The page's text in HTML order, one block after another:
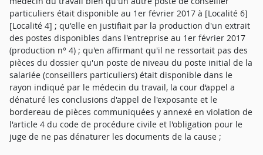
particuliers était disponible au 1er février 2017 à [Localité 6]
[Localité 4] ; qu'elle en justifiait par la production d'un extrait
des postes disponibles dans l'entreprise au 1er février 2017
(production n° 4) ; qu'en affirmant qu'il ne ressortait pas des
pièces du dossier qu'un poste de niveau du poste initial de la
salariée (conseillers particuliers) était disponible dans le
rayon indiqué par le médecin du travail, la cour d‘appel a
dénaturé les conclusions d'appel de l'exposante et le
bordereau de pièces communiquées y annexé en violation de
l'article 4 du code de procédure civile et l'obligation pour le
juge de ne pas dénaturer les documents de la cause ;